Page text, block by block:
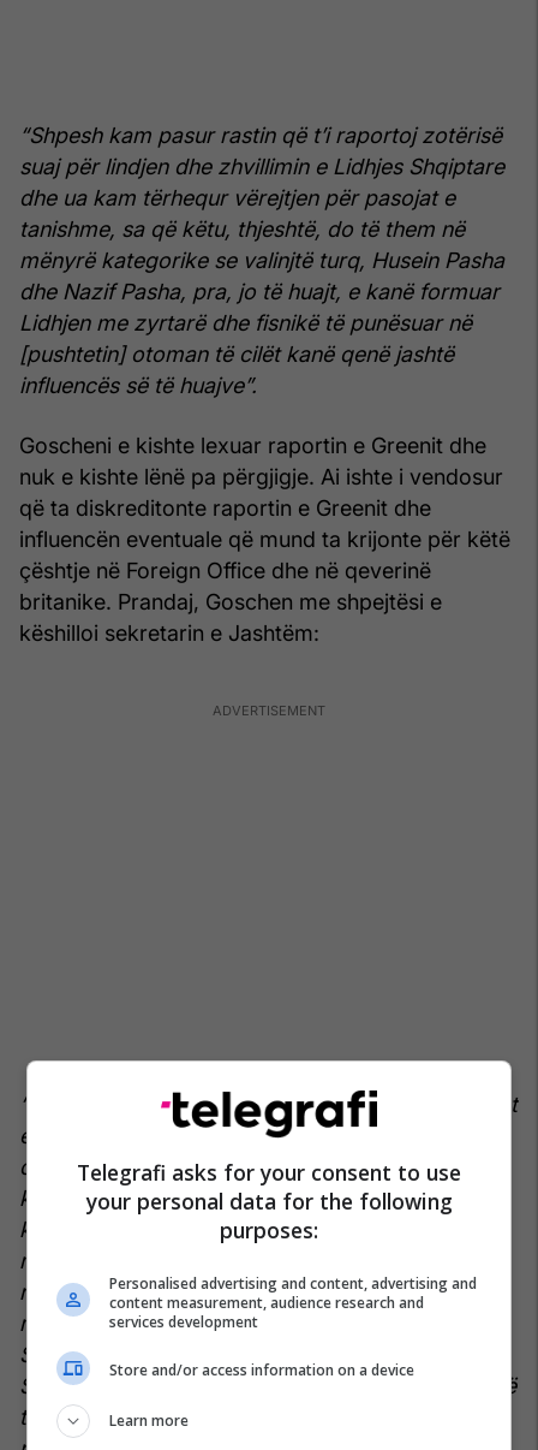
“Shpesh kam pasur rastin që t’i raportoj zotërisë
suaj për lindjen dhe zhvillimin e Lidhjes Shqiptare
dhe ua kam tërhequr vërejtjen për pasojat e
tanishme, sa që këtu, thjeshtë, do të them në
mënyrë kategorike se valinjtë turq, Husein Pasha
dhe Nazif Pasha, pra, jo të huajt, e kanë formuar
Lidhjen me zyrtarë dhe fisnikë të punësuar në
[pushtetin] otoman të cilët kanë qenë jashtë
influencës së të huajve”.
Goscheni e kishte lexuar raportin e Greenit dhe
nuk e kishte lënë pa përgjigje. Ai ishte i vendosur
që ta diskreditonte raportin e Greenit dhe
influencën eventuale që mund ta krijonte për këtë
çështje në Foreign Office dhe në qeverinë
britanike. Prandaj, Goschen me shpejtësi e
këshilloi sekretarin e Jashtëm:
“Më duhet të them se nuk pajtohem me mendimet
e tij [Green], të cilat në mënyrë të përhershme i
drejtohen lëvizjes shqiptare. Në mendimin tim, ai
ka dështuar që t’i njoh tendencat e fuqishme
kombëtare që janë zhvilluar dhe i ka dhënë vetes
mund të madh për të treguar se Lidhja nuk është
rezultat i sentimentit nacional, por është
makinacion i thjeshtë i Portës. Sa i përket Lidhjes
Shqiptare, është e vërtetë se klika e pallatit në
Stamboll, kohë pas kohe, ka luajtur një lojë shumë
të rrezikshme. Unë, që nga fillimi, kam pasur
Telegrafi asks for your consent to use
your personal data for the following
purposes:
Personalised advertising and content, advertising and
content measurement, audience research and
services development
Store and/or access information on a device
Learn more